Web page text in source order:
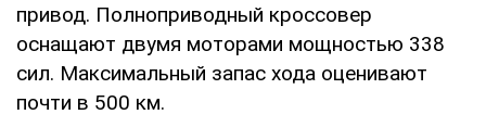
привод. Полноприводный кроссовер
оснащают двумя моторами мощностью 338
сил. Максимальный запас хода оценивают
почти в 500 км.